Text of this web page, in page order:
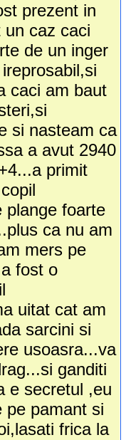
prezent in
caz caci
de un inger
caci am baut
si nasteam ca
a avut 2940
primit
plange foarte
ca nu am
mers pe
fost o
uitat cat am
sarcini si
usoasra...va
ganditi
e secretul ,eu
pe pamant si
frica la